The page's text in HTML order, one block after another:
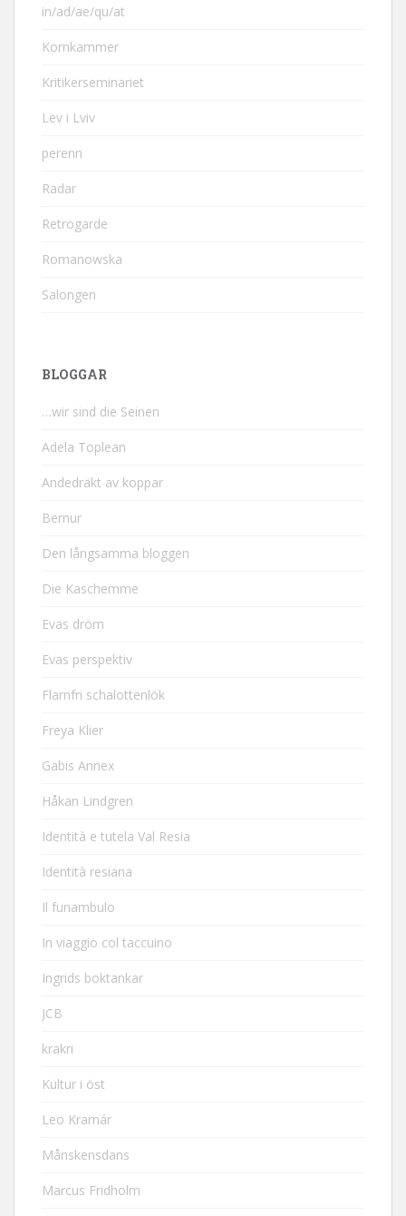
in/ad/ae/qu/at
Kornkammer
Kritikerseminariet
Lev i Lviv
perenn
Radar
Retrogarde
Romanowska
Salongen
BLOGGAR
…wir sind die Seinen
Adela Toplean
Andedräkt av koppar
Bernur
Den långsamma bloggen
Die Kaschemme
Evas dröm
Evas perspektiv
Flarnfri schalottenlök
Freya Klier
Gabis Annex
Håkan Lindgren
Identità e tutela Val Resia
Identità resiana
Il funambulo
In viaggio col taccuino
Ingrids boktankar
JCB
krakri
Kultur i öst
Leo Kramár
Månskensdans
Marcus Fridholm